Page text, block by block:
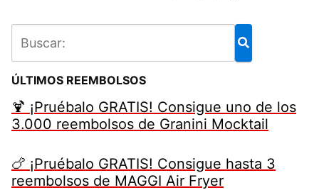
ÚLTIMOS REEMBOLSOS
🍹 ¡Pruébalo GRATIS! Consigue uno de los
3.000 reembolsos de Granini Mocktail
🍗 ¡Pruébalo GRATIS! Consigue hasta 3
reembolsos de MAGGI Air Fryer